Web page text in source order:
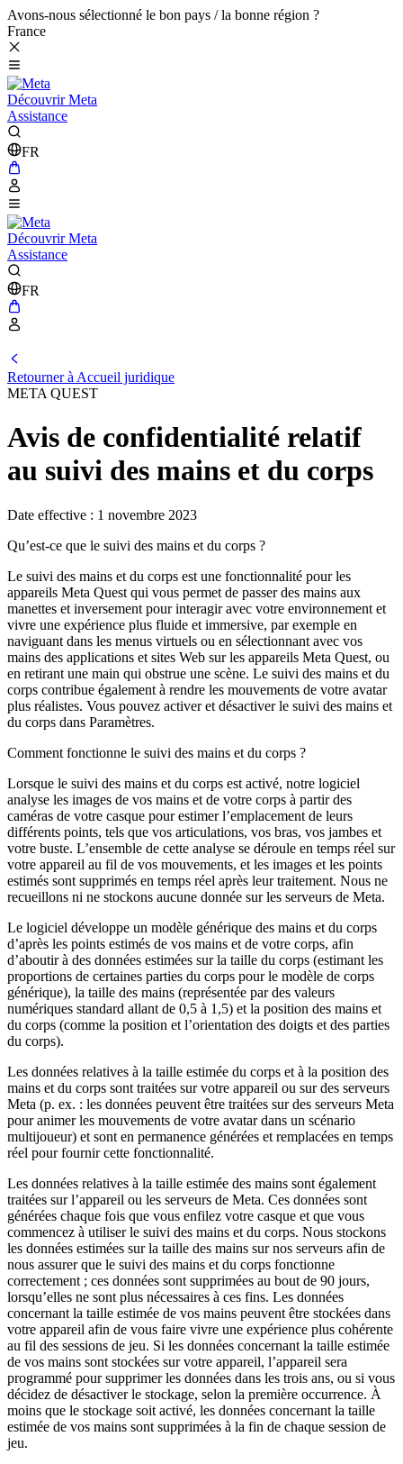
Avons-nous sélectionné le bon pays / la bonne région ?
France
Découvrir Meta
Assistance
FR
Découvrir Meta
Assistance
FR
Retourner à Accueil juridique
META QUEST
Avis de confidentialité relatif
au suivi des mains et du corps
Date effective : 1 novembre 2023
Qu’est-ce que le suivi des mains et du corps ?
Le suivi des mains et du corps est une fonctionnalité pour les
appareils Meta Quest qui vous permet de passer des mains aux
manettes et inversement pour interagir avec votre environnement et
vivre une expérience plus fluide et immersive, par exemple en
naviguant dans les menus virtuels ou en sélectionnant avec vos
mains des applications et sites Web sur les appareils Meta Quest, ou
en retirant une main qui obstrue une scène. Le suivi des mains et du
corps contribue également à rendre les mouvements de votre avatar
plus réalistes. Vous pouvez activer et désactiver le suivi des mains et
du corps dans Paramètres.
Comment fonctionne le suivi des mains et du corps ?
Lorsque le suivi des mains et du corps est activé, notre logiciel
analyse les images de vos mains et de votre corps à partir des
caméras de votre casque pour estimer l’emplacement de leurs
différents points, tels que vos articulations, vos bras, vos jambes et
votre buste. L’ensemble de cette analyse se déroule en temps réel sur
votre appareil au fil de vos mouvements, et les images et les points
estimés sont supprimés en temps réel après leur traitement. Nous ne
recueillons ni ne stockons aucune donnée sur les serveurs de Meta.
Le logiciel développe un modèle générique des mains et du corps
d’après les points estimés de vos mains et de votre corps, afin
d’aboutir à des données estimées sur la taille du corps (estimant les
proportions de certaines parties du corps pour le modèle de corps
générique), la taille des mains (représentée par des valeurs
numériques standard allant de 0,5 à 1,5) et la position des mains et
du corps (comme la position et l’orientation des doigts et des parties
du corps).
Les données relatives à la taille estimée du corps et à la position des
mains et du corps sont traitées sur votre appareil ou sur des serveurs
Meta (p. ex. : les données peuvent être traitées sur des serveurs Meta
pour animer les mouvements de votre avatar dans un scénario
multijoueur) et sont en permanence générées et remplacées en temps
réel pour fournir cette fonctionnalité.
Les données relatives à la taille estimée des mains sont également
traitées sur l’appareil ou les serveurs de Meta. Ces données sont
générées chaque fois que vous enfilez votre casque et que vous
commencez à utiliser le suivi des mains et du corps. Nous stockons
les données estimées sur la taille des mains sur nos serveurs afin de
nous assurer que le suivi des mains et du corps fonctionne
correctement ; ces données sont supprimées au bout de 90 jours,
lorsqu’elles ne sont plus nécessaires à ces fins. Les données
concernant la taille estimée de vos mains peuvent être stockées dans
votre appareil afin de vous faire vivre une expérience plus cohérente
au fil des sessions de jeu. Si les données concernant la taille estimée
de vos mains sont stockées sur votre appareil, l’appareil sera
programmé pour supprimer les données dans les trois ans, ou si vous
décidez de désactiver le stockage, selon la première occurrence. À
moins que le stockage soit activé, les données concernant la taille
estimée de vos mains sont supprimées à la fin de chaque session de
jeu.